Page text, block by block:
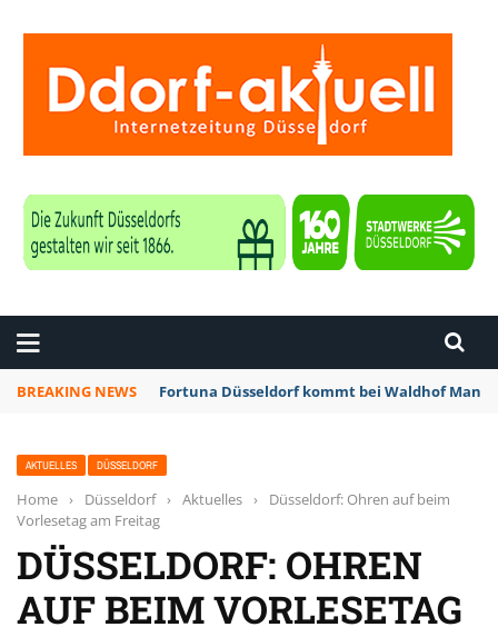
BREAKING NEWS Fortuna Düsseldorf kommt bei Waldhof
AKTUELLES DÜSSELDORF
Home › Düsseldorf › Aktuelles ›
Düsseldorf: Ohren auf beim
Vorlesetag am Freitag
DÜSSELDORF: OHREN
AUF BEIM VORLESETAG